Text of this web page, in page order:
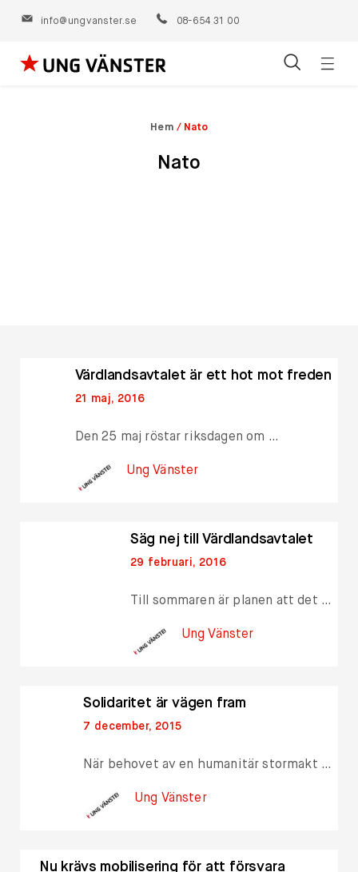
info@ungvanster.se 08-654 31 00
Hoppa
Hem / Nato
Nato
Värdlandsavtalet är ett hot mot freden
21 maj, 2016
Den 25 maj röstar riksdagen om …
Ung Vänster
Säg nej till Värdlandsavtalet
29 februari, 2016
Till sommaren är planen att det …
Ung Vänster
Solidaritet är vägen fram
7 december, 2015
När behovet av en humanitär stormakt …
Ung Vänster
Nu krävs mobilisering för att försvara